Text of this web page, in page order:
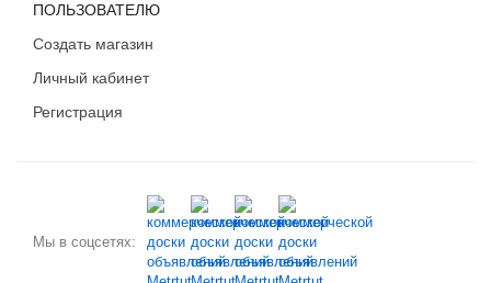
Красноярский край
Крым
Курганская область
Липецкая область
Магаданская область
Марий Эл
ПОЛЬЗОВАТЕЛЮ
Создать магазин
Личный кабинет
Регистрация
Мы в соцсетях: